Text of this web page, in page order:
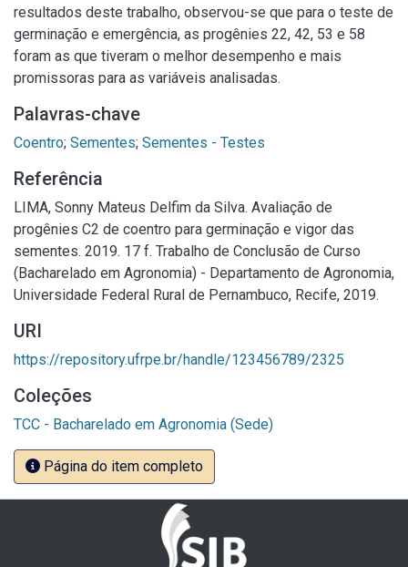
resultados deste trabalho, observou-se que para o teste de
germinação e emergência, as progênies 22, 42, 53 e 58
foram as que tiveram o melhor desempenho e mais
promissoras para as variáveis analisadas.
Palavras-chave
Coentro; Sementes; Sementes - Testes
Referência
LIMA, Sonny Mateus Delfim da Silva. Avaliação de
progênies C2 de coentro para germinação e vigor das
sementes. 2019. 17 f. Trabalho de Conclusão de Curso
(Bacharelado em Agronomia) - Departamento de Agronomia,
Universidade Federal Rural de Pernambuco, Recife, 2019.
URI
https://repository.ufrpe.br/handle/123456789/2325
Coleções
TCC - Bacharelado em Agronomia (Sede)
Página do item completo